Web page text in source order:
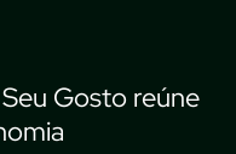
Gosto reúne